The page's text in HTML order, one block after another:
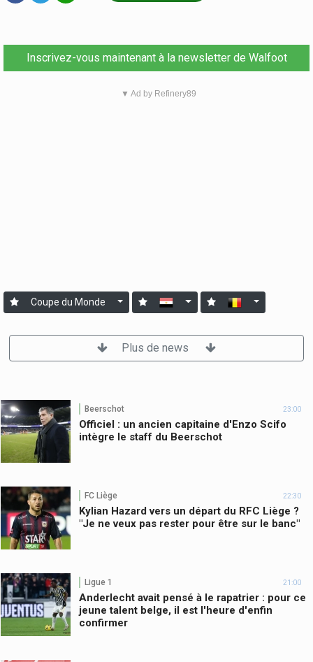
Inscrivez-vous maintenant à la newsletter de Walfoot
▼ Ad by Refinery89
Coupe du Monde
Plus de news
Beerschot 23:00
Officiel : un ancien capitaine d'Enzo Scifo
intègre le staff du Beerschot
FC Liège 22:30
Kylian Hazard vers un départ du RFC Liège ?
"Je ne veux pas rester pour être sur le banc"
Ligue 1 21:00
Anderlecht avait pensé à le rapatrier : pour ce
jeune talent belge, il est l'heure d'enfin
confirmer